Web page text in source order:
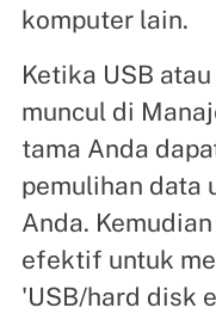
komputer lain.
Ketika USB
muncul di
tama Anda
pemulihan data
Anda.
efektif untuk
'USB/hard disk